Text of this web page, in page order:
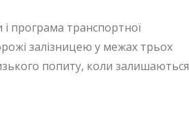
програма транспортної
залізницею у межах трьох
попиту, коли залишаються